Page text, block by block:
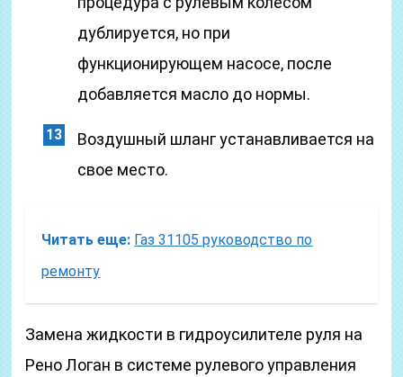
дублируется, но при
функционирующем насосе, после
добавляется масло до нормы.
Воздушный шланг устанавливается на
свое место.
Читать еще: Газ 31105 руководство по
ремонту
Замена жидкости в гидроусилителе руля на
Рено Логан в системе рулевого управления